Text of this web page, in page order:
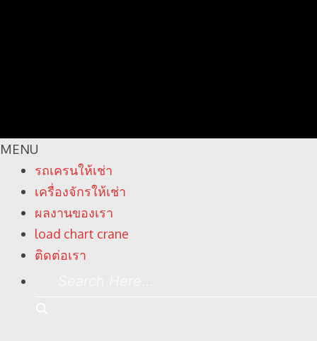
MENU
รถเครนให้เช่า
เครื่องจักรให้เช่า
ผลงานของเรา
load chart crane
ติดต่อเรา